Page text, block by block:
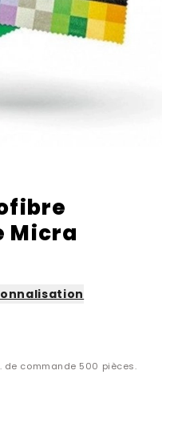
Micra
de commande 500 pièces.